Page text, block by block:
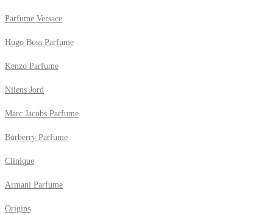
Parfume Versace
Hugo Boss Parfume
Kenzo Parfume
Nilens Jord
Marc Jacobs Parfume
Burberry Parfume
Clinique
Armani Parfume
Origins